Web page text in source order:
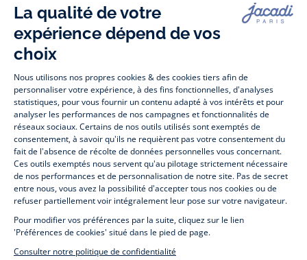
Suivez-nous
Facebook
Jacadi
Paris
Tiktok
Jacadi
Paris
Instagram
Jacadi
Paris
Jacadi
Paris
Jacadi Paris vous propose sur sa boutique en ligne une grande variété de
vêtements et chaussures , à la fois élégants et intemporels. Retrouvez,
entre autres, nos collections de body, blouse et combinaison pour les
nouveaux-nés , de t-shirt, pull et short pour les bébés et de pantalons,
chaussettes et accessoires pour les enfants
de 1 mois à 12 ans.
Découvrez nos collections mode et tendance pour filles et garçons.
Profitez aussi de nos collections spéciales fête de fin d’année et trouvez
des idées cadeaux de Noël
. Un heureux événement est arrivé ?
notre collection Outlet toute l’année. Guettez les